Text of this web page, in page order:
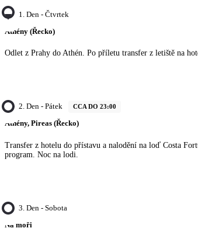
1. Den - Čtvrtek
Athény (Řecko)
Odlet z Prahy do Athén. Po příletu transfer z letiště na
2. Den - Pátek CCA DO 23:00
Athény, Pireas (Řecko)
Transfer z hotelu do přístavu a nalodění na loď Costa
program. Noc na lodi.
3. Den - Sobota
Na moři